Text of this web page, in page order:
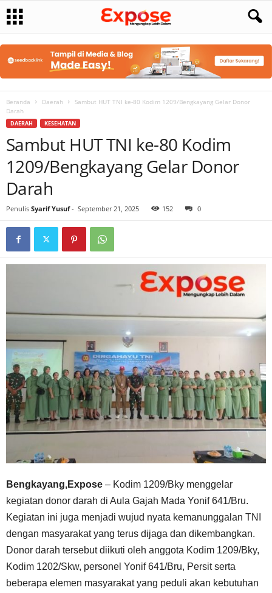
Beranda Daerah
Sambut HUT TNI ke-80 Kodim 1209/Bengkayang Gelar Donor
Darah
DAERAH KESEHATAN
Sambut HUT TNI ke-80 Kodim
1209/Bengkayang Gelar Donor
Darah
Penulis Syarif Yusuf- September 21, 2025 152 0
Bengkayang,Expose – Kodim 1209/Bky menggelar
kegiatan donor darah di Aula Gajah Mada Yonif 641/Bru.
Kegiatan ini juga menjadi wujud nyata kemanunggalan TNI
dengan masyarakat yang terus dijaga dan dikembangkan.
Donor darah tersebut diikuti oleh anggota Kodim 1209/Bky,
Kodim 1202/Skw, personel Yonif 641/Bru, Persit serta
beberapa elemen masyarakat yang peduli akan kebutuhan